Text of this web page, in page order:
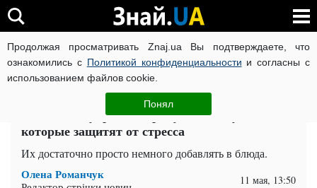
Продолжая просматривать Znaj.ua Вы подтверждаете, что
ознакомились с Политикой конфиденциальности и согласны с
использованием файлов cookie.
Понял
ВОЙНА РОССИИ ПРОТИВ УКРАИНЫ КОРОНАВИРУС В
ЧИТАТИ УКРАЇНСЬКОЮ
Успокоят и укрепят нервную систему: специи,
которые защитят от стресса
Их достаточно просто немного добавлять в блюда.
Олена Романчук 11 мая, 13:50